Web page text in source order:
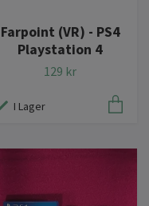
Farpoint (VR) - PS4
Playstation 4
129 kr
I Lager